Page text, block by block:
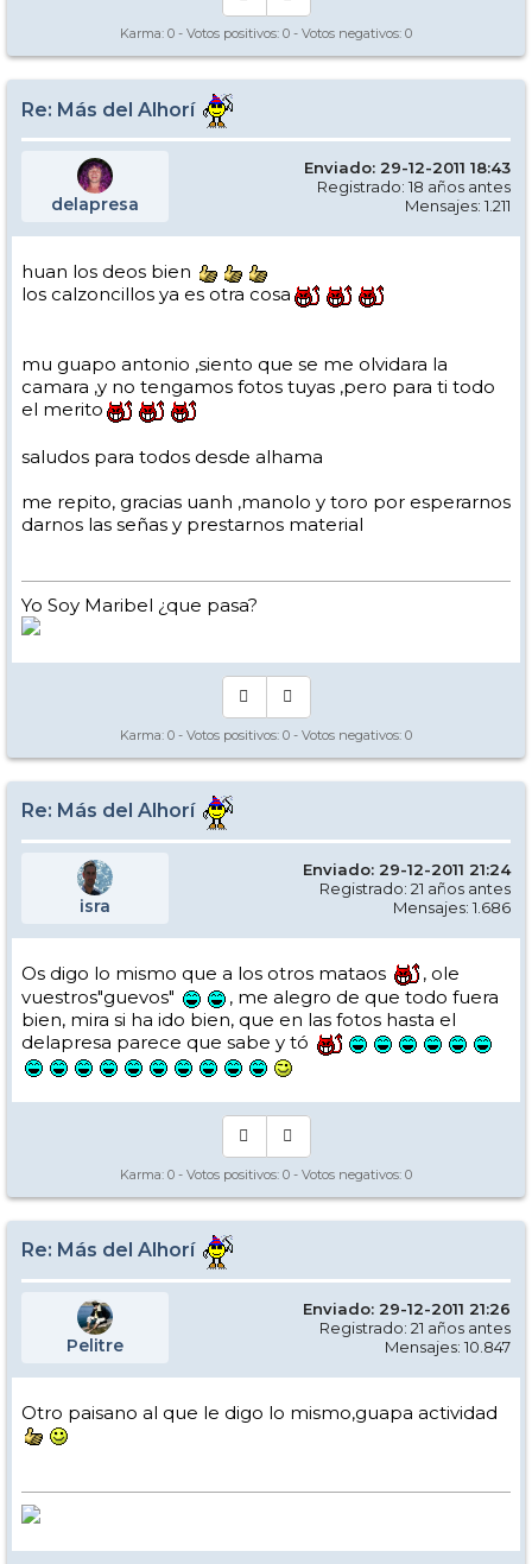
Karma: 0 - Votos positivos: 0 - Votos negativos: 0
Re: Más del Alhorí
delapresa
Enviado: 29-12-2011 18:43
Registrado: 18 años antes
Mensajes: 1.211
huan los deos bien
los calzoncillos ya es otra cosa
mu guapo antonio ,siento que se me olvidara la
camara ,y no tengamos fotos tuyas ,pero para ti todo
el merito
saludos para todos desde alhama
me repito, gracias uanh ,manolo y toro por esperarnos
darnos las señas y prestarnos material
Yo Soy Maribel ¿que pasa?
Karma: 0 - Votos positivos: 0 - Votos negativos: 0
Re: Más del Alhorí
isra
Enviado: 29-12-2011 21:24
Registrado: 21 años antes
Mensajes: 1.686
Os digo lo mismo que a los otros mataos
, ole
vuestros"guevos"
, me alegro de que todo fuera
bien, mira si ha ido bien, que en las fotos hasta el
delapresa parece que sabe y tó
Karma: 0 - Votos positivos: 0 - Votos negativos: 0
Re: Más del Alhorí
Pelitre
Enviado: 29-12-2011 21:26
Registrado: 21 años antes
Mensajes: 10.847
Otro paisano al que le digo lo mismo,guapa actividad